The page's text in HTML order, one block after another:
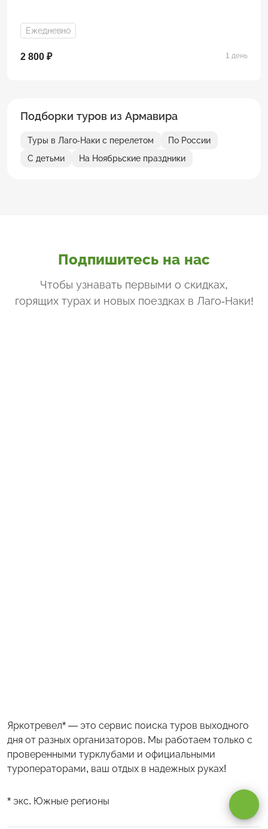
Ежедневно
2 800 ₽ 1 день
Подборки туров из Армавира
Туры в Лаго-Наки с перелетом
По России
С детьми
На Ноябрьские праздники
Подпишитесь на нас
Чтобы узнавать первыми о скидках,
горящих турах и новых поездкахв Лаго-Наки!
Яркотревел* — это сервис поиска туров выходного
дня от разных организаторов. Мы работаем только с
проверенными турклубами и официальными
туроператорами, ваш отдых в надежных руках!
* экс. Южные регионы
Оставаясь на сайте, вы даетесогласие на обработку cookie и
персональных данных